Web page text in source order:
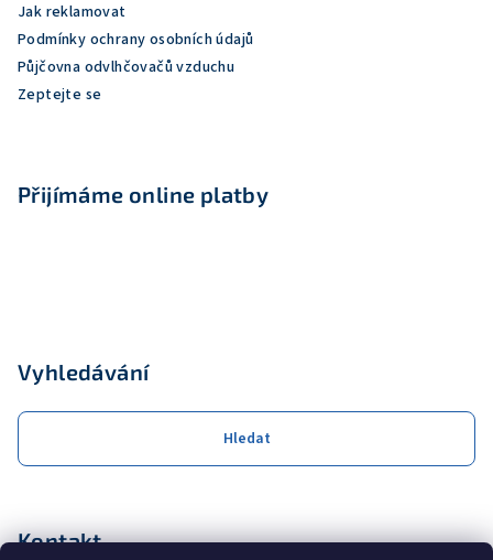
Jak reklamovat
Podmínky ochrany osobních údajů
Půjčovna odvlhčovačů vzduchu
Zeptejte se
Přijímáme online platby
Vyhledávání
Hledat
Kontakt